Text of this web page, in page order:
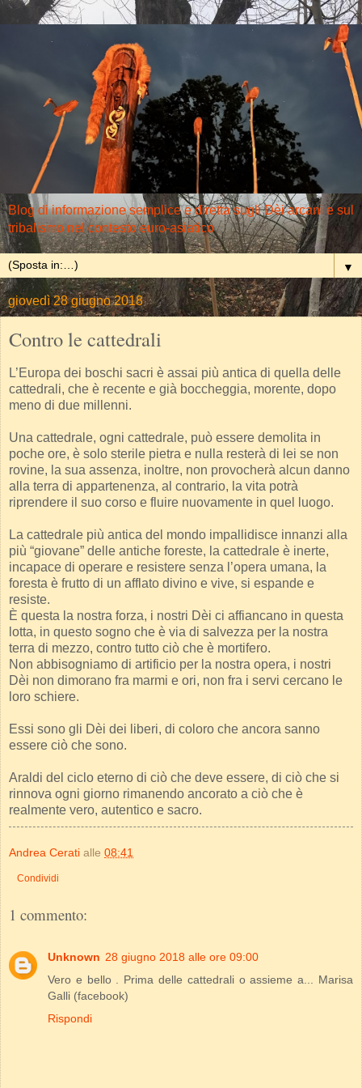
Blog di informazione semplice e diretta sugli Dèi arcani e sul
tribalismo nel contesto euro-asiatico
▼
giovedì 28 giugno 2018
Contro le cattedrali
L’Europa dei boschi sacri è assai più antica di quella delle
cattedrali, che è recente e già boccheggia, morente, dopo
meno di due millenni.
Una cattedrale, ogni cattedrale, può essere demolita in
poche ore, è solo sterile pietra e nulla resterà di lei se non
rovine, la sua assenza, inoltre, non provocherà alcun danno
alla terra di appartenenza, al contrario, la vita potrà
riprendere il suo corso e fluire nuovamente in quel luogo.
La cattedrale più antica del mondo impallidisce innanzi alla
più “giovane” delle antiche foreste, la cattedrale è inerte,
incapace di operare e resistere senza l’opera umana, la
foresta è frutto di un afflato divino e vive, si espande e
resiste.
È questa la nostra forza, i nostri Dèi ci affiancano in questa
lotta, in questo sogno che è via di salvezza per la nostra
terra di mezzo, contro tutto ciò che è mortifero.
Non abbisogniamo di artificio per la nostra opera, i nostri
Dèi non dimorano fra marmi e ori, non fra i servi cercano le
loro schiere.
Essi sono gli Dèi dei liberi, di coloro che ancora sanno
essere ciò che sono.
Araldi del ciclo eterno di ciò che deve essere, di ciò che si
rinnova ogni giorno rimanendo ancorato a ciò che è
realmente vero, autentico e sacro.
Andrea Cerati alle 08:41
Condividi
1 commento:
Unknown 28 giugno 2018 alle ore 09:00
Vero e bello . Prima delle cattedrali o assieme a... Marisa
Galli (facebook)
Rispondi